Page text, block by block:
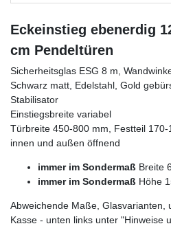
Eckeinstieg ebenerdig
cm Pendeltüren
Sicherheitsglas ESG 8 m,
Schwarz matt, Edelstahl, Gold
Stabilisator
Einstiegsbreite variabel
Türbreite 450-800 mm, Festteil
innen und außen öffnend
immer im Sondermaß Breite
immer im Sondermaß Höhe
Abweichende Maße, Glasvarianten,
Kasse - unten links unter "Hinweise